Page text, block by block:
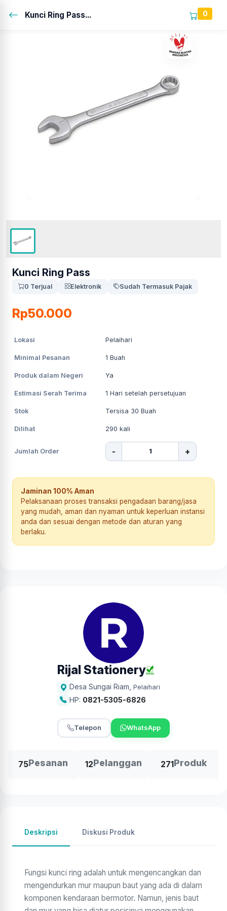
Kunci Ring Pass... 0
Kunci Ring Pass
0 Terjual Elektronik Sudah Termasuk Pajak
Rp50.000
Lokasi Pelaihari
Minimal Pesanan 1 Buah
Produk dalam Negeri Ya
Estimasi Serah Terima 1 Hari setelah persetujuan
Stok Tersisa 30 Buah
Dilihat 290 kali
Jumlah Order - +
Jaminan 100% Aman
Pelaksanaan proses transaksi pengadaan barang/jasa
yang mudah, aman dan nyaman untuk keperluan instansi
anda dan sesuai dengan metode dan aturan yang
berlaku.
Rijal Stationery
Desa Sungai Riam Pelaihari
HP: 0821-5305-6826
Telepon WhatsApp
75Pesanan 12Pelanggan 271Produk
Deskripsi Diskusi Produk
Fungsi kunci ring adalah untuk mengencangkan dan
mengendurkan mur maupun baut yang ada di dalam
komponen kendaraan bermotor. Namun, jenis baut